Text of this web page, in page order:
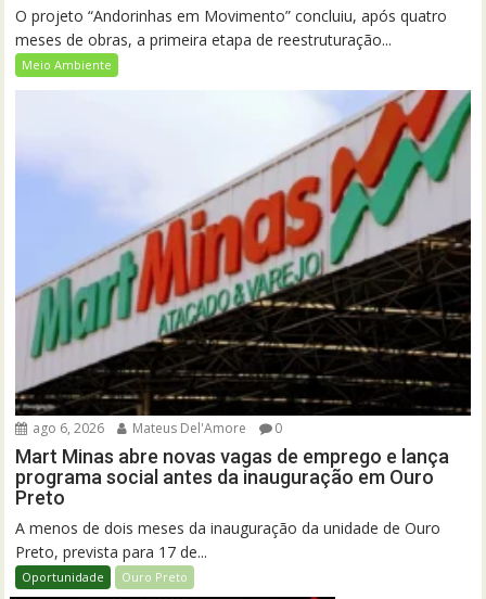
O projeto “Andorinhas em Movimento” concluiu, após quatro
meses de obras, a primeira etapa de reestruturação...
Meio Ambiente
ago 6, 2026 Mateus Del'Amore 0
Mart Minas abre novas vagas de emprego e lança
programa social antes da inauguração em Ouro
Preto
A menos de dois meses da inauguração da unidade de Ouro
Preto, prevista para 17 de...
Oportunidade Ouro Preto